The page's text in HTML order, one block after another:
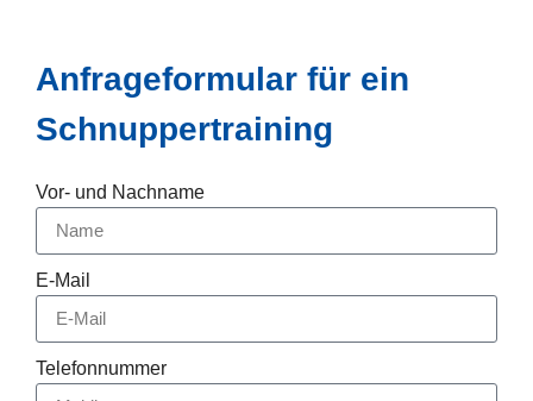
Anfrageformular für ein
Schnuppertraining
Vor- und Nachname
E-Mail
Telefonnummer